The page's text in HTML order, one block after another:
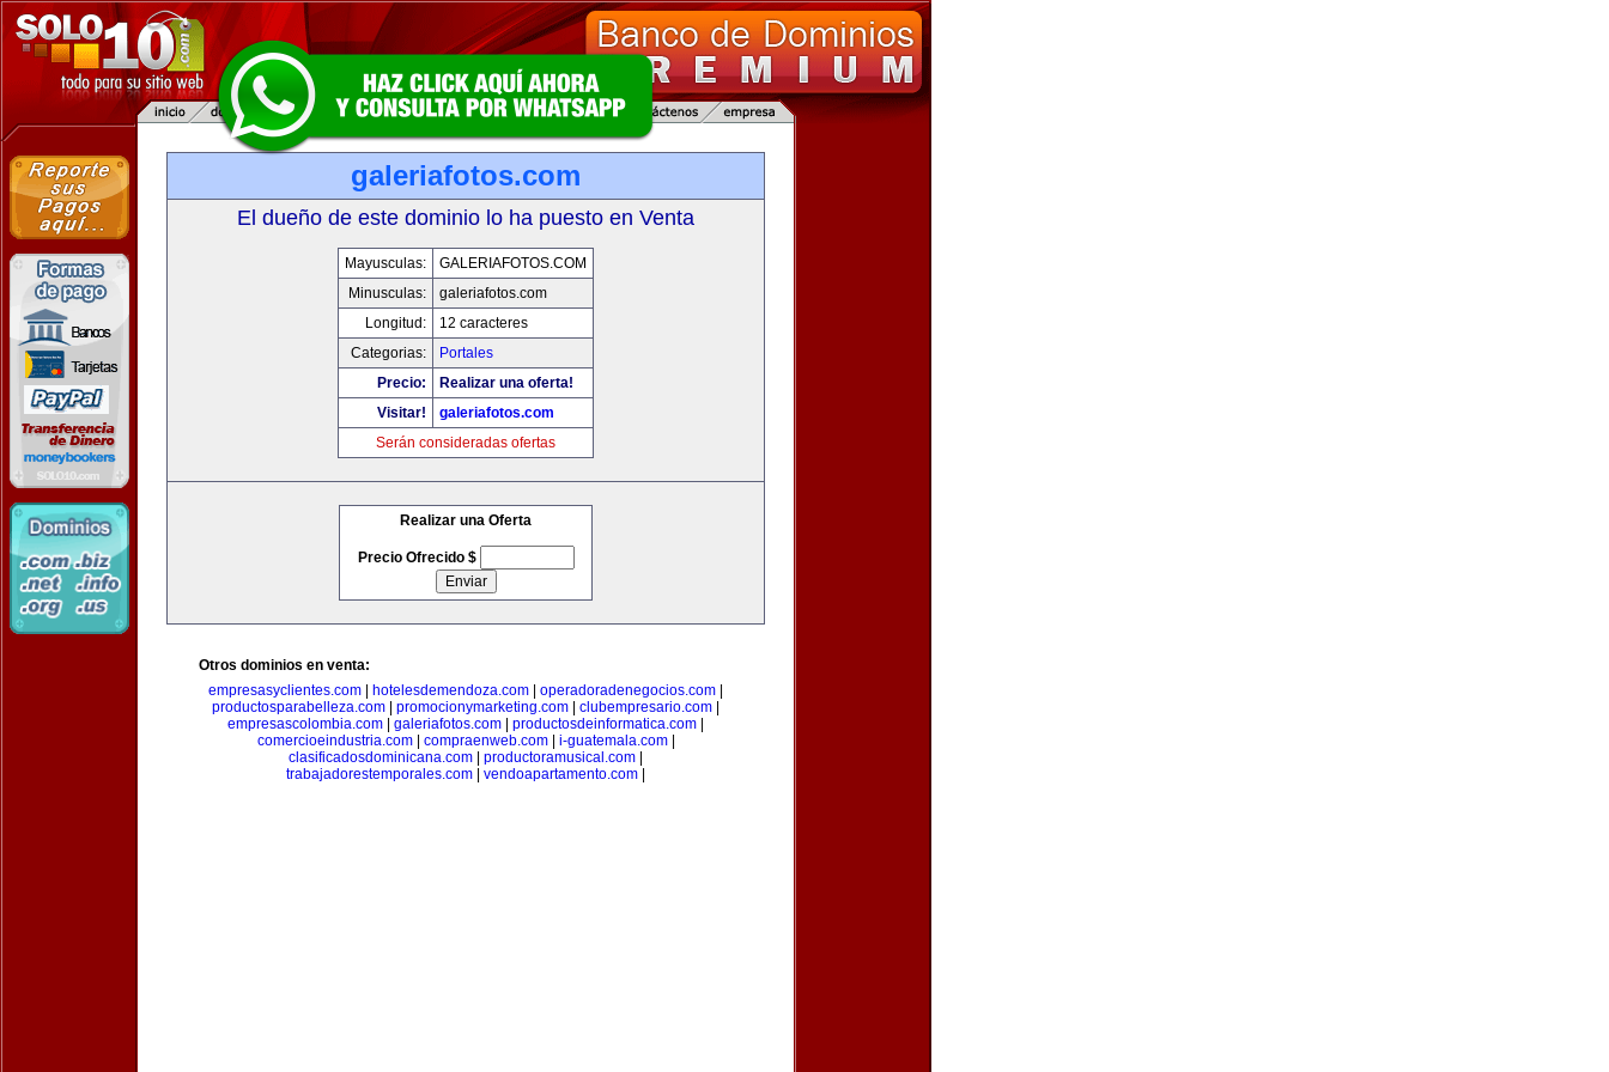
galeriafotos.com
El dueño de este dominio lo ha puesto en Venta
Mayusculas:
GALERIAFOTOS.COM
Minusculas:
galeriafotos.com
Longitud:
12 caracteres
Categorias:
Portales
Precio:
Realizar una oferta!
Visitar!
galeriafotos.com
Serán consideradas ofertas
Realizar una Oferta
Precio Ofrecido $
Otros dominios en venta:
empresasyclientes.com
hotelesdemendoza.com operadoradenegocios.com
productosparabelleza.com
promocionymarketing.com clubempresario.com
empresascolombia.com
galeriafotos.com productosdeinformatica.com
comercioeindustria.com| compraenweb.com| i-guatemala.com|
clasificadosdominicana.com
productoramusical.com
trabajadorestemporales.com
vendoapartamento.com